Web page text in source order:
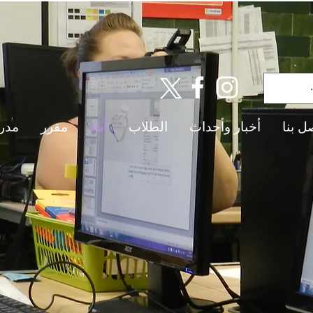
مقرر آباء الطلاب أخبار وأحداث بنا